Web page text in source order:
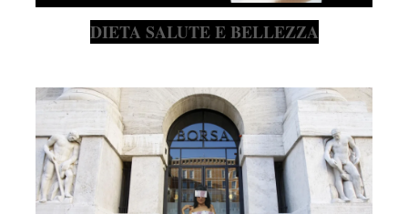
DIETA SALUTE E BELLEZZA